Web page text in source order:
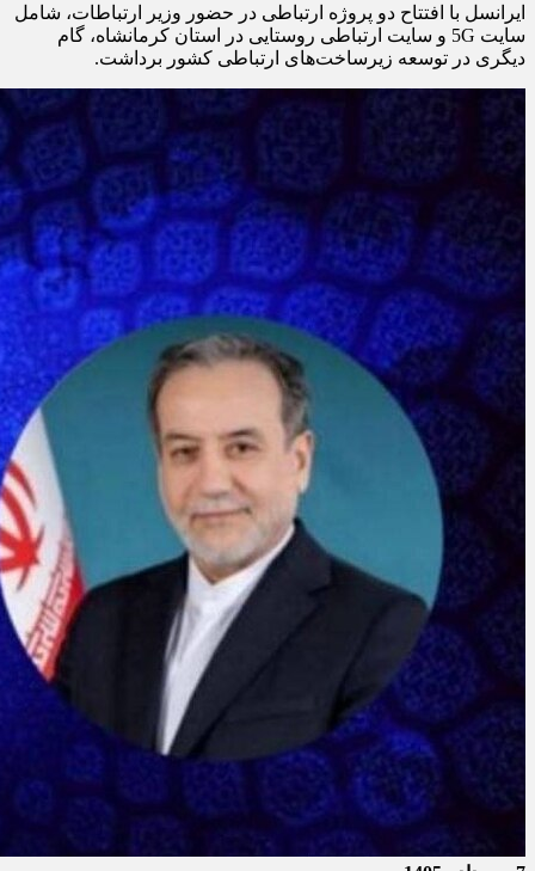
ایرانسل با افتتاح دو پروژه ارتباطی در حضور وزیر ارتباطات، شامل
سایت 5G و سایت ارتباطی روستایی در استان کرمانشاه، گام
دیگری در توسعه زیرساخت‌های ارتباطی کشور برداشت.